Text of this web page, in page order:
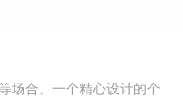
场合。一个精心设计的个